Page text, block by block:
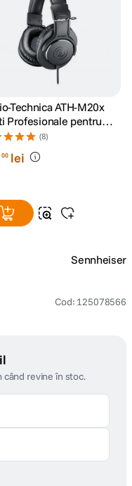
Technica ATH-M20x
Profesionale pentru
(8)
00 lei
Cod: 125078566
Sennheiser
când revine în stoc.